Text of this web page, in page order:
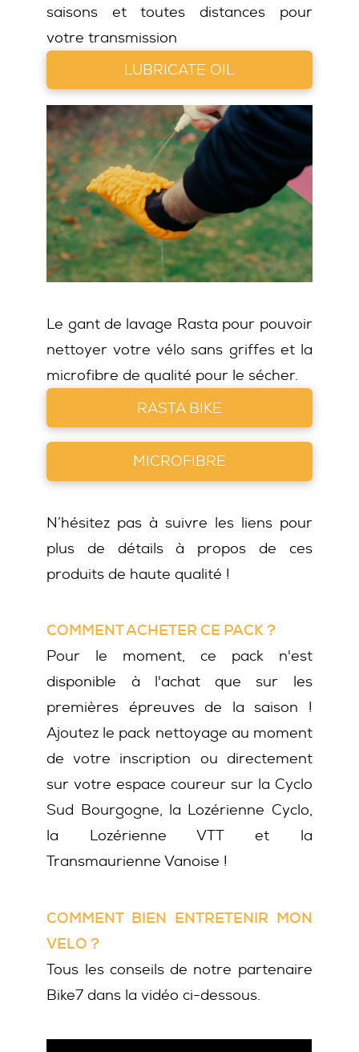
saisons et toutes distances pour
votre transmission
LUBRICATE OIL
Le gant de lavage Rasta pour pouvoir
nettoyer votre vélo sans griffes et la
microfibre de qualité pour le sécher.
RASTA BIKE
MICROFIBRE
N’hésitez pas à suivre les liens pour
plus de détails à propos de ces
produits de haute qualité !
COMMENT ACHETER CE PACK ?
Pour le moment, ce pack n'est
disponible à l'achat que sur les
premières épreuves de la saison !
Ajoutez le pack nettoyage au moment
de votre inscription ou directement
sur votre espace coureur sur la Cyclo
Sud Bourgogne, la Lozérienne Cyclo,
la Lozérienne VTT et la
Transmaurienne Vanoise !
COMMENT BIEN ENTRETENIR MON
VELO ?
Tous les conseils de notre partenaire
Bike7 dans la vidéo ci-dessous.